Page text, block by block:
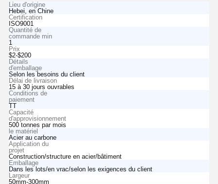
Lieu d'origine
Hebei, en Chine
Certification
ISO9001
Quantité de
commande min
1
Prix
$2-$200
Détails
d'emballage
Selon les besoins du client
Délai de livraison
15 à 30 jours ouvrables
Conditions de
paiement
TT
Capacité
d'approvisionnement
500 tonnes par mois
le matériel
Acier au carbone
Application du
projet
Construction/structure en acier/bâtiment
Emballage
Dans les lots/en vrac/selon les exigences du client
Largeur
50mm-300mm